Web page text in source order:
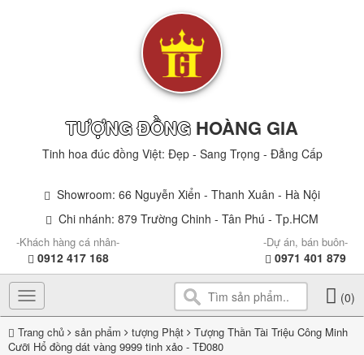
TƯỢNG ĐỒNG HOÀNG GIA
Tinh hoa đúc đồng Việt: Đẹp - Sang Trọng - Đẳng Cấp
Showroom: 66 Nguyễn Xiển - Thanh Xuân - Hà Nội
Chi nhánh: 879 Trường Chinh - Tân Phú - Tp.HCM
-Khách hàng cá nhân-
0912 417 168
-Dự án, bán buôn-
0971 401 879
Toggle
navigation
(0)
Trang chủ sản phẩm tượng Phật
Tượng Thần Tài Triệu Công Minh
Cưỡi Hổ đồng dát vàng 9999 tinh xảo - TĐ080